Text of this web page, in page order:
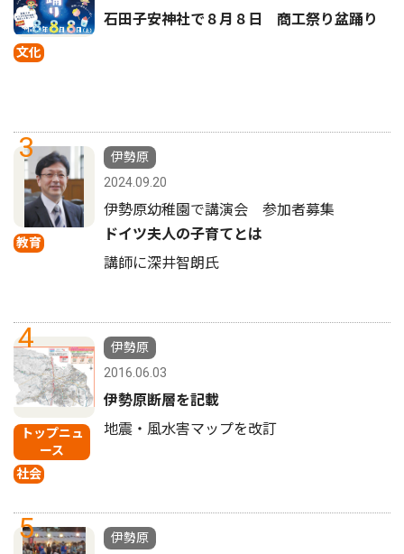
文化
石田子安神社で８月８日 商工祭り盆踊り
3
教育
伊勢原
2024.09.20
伊勢原幼稚園で講演会 参加者募集
ドイツ夫人の子育てとは
講師に深井智朗氏
4
トップニュ
ース
社会
伊勢原
2016.06.03
伊勢原断層を記載
地震・風水害マップを改訂
5
伊勢原